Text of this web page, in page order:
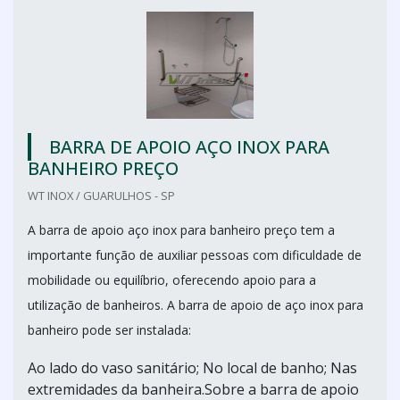
BARRA DE APOIO AÇO INOX PARA
BANHEIRO PREÇO
WT INOX / GUARULHOS - SP
A barra de apoio aço inox para banheiro preço tem a
importante função de auxiliar pessoas com dificuldade de
mobilidade ou equilíbrio, oferecendo apoio para a
utilização de banheiros. A barra de apoio de aço inox para
banheiro pode ser instalada:
Ao lado do vaso sanitário; No local de banho; Nas
extremidades da banheira.Sobre a barra de apoio